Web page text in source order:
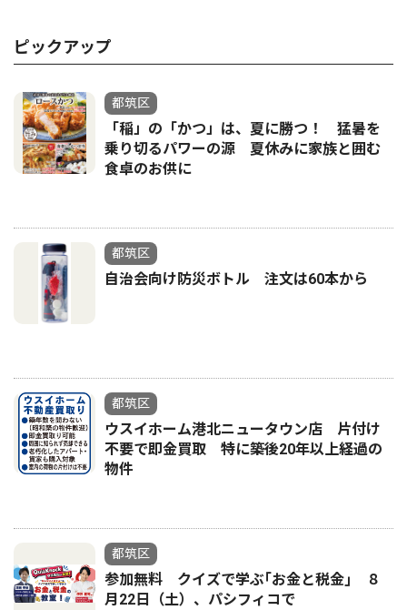
ピックアップ
都筑区
「稲」の「かつ」は、夏に勝つ！ 猛暑を
乗り切るパワーの源 夏休みに家族と囲む
食卓のお供に
都筑区
自治会向け防災ボトル 注文は60本から
都筑区
ウスイホーム港北ニュータウン店 片付け
不要で即金買取 特に築後20年以上経過の
物件
都筑区
参加無料 クイズで学ぶ｢お金と税金｣ ８
月22日（土）、パシフィコで